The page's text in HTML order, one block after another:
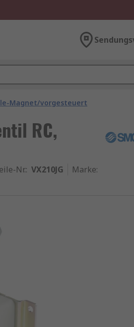
Magnet/vorgesteuert
RC,
Nr.: VX210JG Marke: